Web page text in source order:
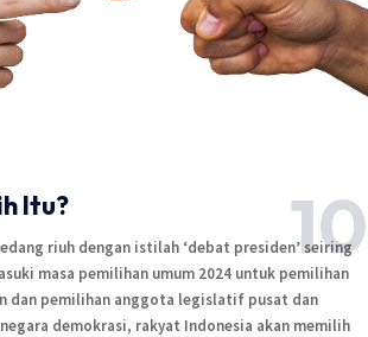
Itu?
riuh dengan istilah ‘debat presiden’ seiring
masa pemilihan umum 2024 untuk pemilihan
dan pemilihan anggota legislatif pusat dan
demokrasi, rakyat Indonesia akan memilih